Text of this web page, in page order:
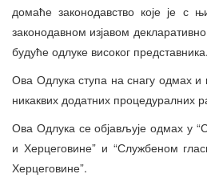
домаће законодавство које је с
законодавном изјавом
будуће одлуке високог представника.
Ова Одлука ступа на снагу одмах и
никаквих додатних процедуралних
Ова Одлука се објављује одмах у
и Херцеговине” и “Службеном
Херцеговине”.